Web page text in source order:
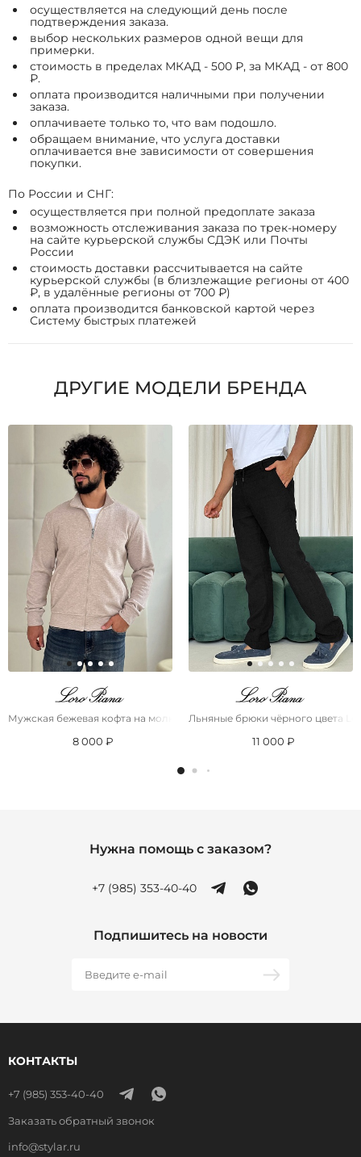
осуществляется на следующий день после
подтверждения заказа.
выбор нескольких размеров одной вещи для
примерки.
стоимость в пределах МКАД - 500 ₽, за МКАД - от 800
₽.
оплата производится наличными при получении
заказа.
оплачиваете только то, что вам подошло.
обращаем внимание, что услуга доставки
оплачивается вне зависимости от совершения
покупки.
По России и СНГ:
осуществляется при полной предоплате заказа
возможность отслеживания заказа по трек-номеру
на сайте курьерской службы СДЭК или Почты
России
стоимость доставки рассчитывается на сайте
курьерской службы (в близлежащие регионы от 400
₽, в удалённые регионы от 700 ₽)
оплата производится банковской картой через
Систему быстрых платежей
ДРУГИЕ МОДЕЛИ БРЕНДА
Мужская бежевая кофта на молнии Loro Piana
8 000 ₽
Льняные брюки чёрного цвета
11 000 ₽
Нужна помощь с заказом?
+7 (985) 353-40-40
Подпишитесь на новости
КОНТАКТЫ
+7 (985) 353-40-40
Заказать обратный звонок
info@stylar.ru